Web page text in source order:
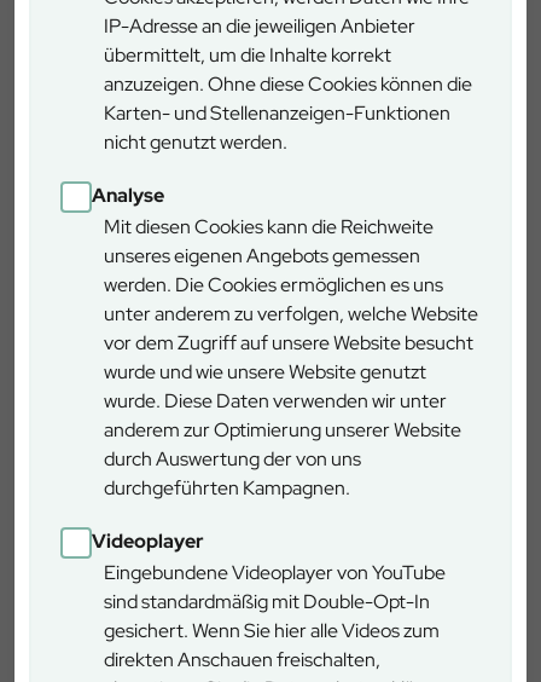
IP-Adresse an die jeweiligen Anbieter
übermittelt, um die Inhalte korrekt
anzuzeigen. Ohne diese Cookies können die
Karten- und Stellenanzeigen-Funktionen
nicht genutzt werden.
Analyse
Mit diesen Cookies kann die Reichweite
unseres eigenen Angebots gemessen
werden. Die Cookies ermöglichen es uns
unter anderem zu verfolgen, welche Website
vor dem Zugriff auf unsere Website besucht
wurde und wie unsere Website genutzt
wurde. Diese Daten verwenden wir unter
anderem zur Optimierung unserer Website
durch Auswertung der von uns
durchgeführten Kampagnen.
Videoplayer
Eingebundene Videoplayer von YouTube
sind standardmäßig mit Double-Opt-In
gesichert. Wenn Sie hier alle Videos zum
direkten Anschauen freischalten,
Brennholz
Sie wollen Brennholz aus dem Wald oder
von der Forststraße selbst aufbereiten?
Mit unserem Kontaktformular können
Sie beim Forstbetrieb Kipfenberg
anfragen.
Hierbei handelt es sich um eine
unverbindliche Anfrage, die lediglich
der Kontaktaufnahme dient.
Ausflugstipps und
Denkmäler